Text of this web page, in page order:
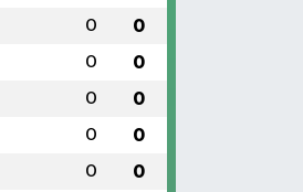
0 0
0 0
0 0
0 0
0 0